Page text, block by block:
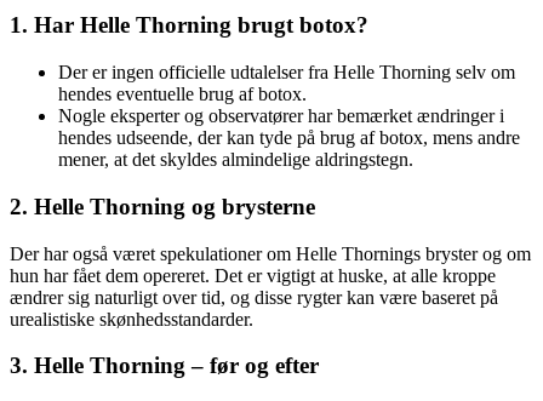
1. Har Helle Thorning brugt botox?
Der er ingen officielle udtalelser fra Helle Thorning selv om
hendes eventuelle brug af botox.
Nogle eksperter og observatører har bemærket ændringer i
hendes udseende, der kan tyde på brug af botox, mens andre
mener, at det skyldes almindelige aldringstegn.
2. Helle Thorning og brysterne
Der har også været spekulationer om Helle Thornings bryster og om
hun har fået dem opereret. Det er vigtigt at huske, at alle kroppe
ændrer sig naturligt over tid, og disse rygter kan være baseret på
urealistiske skønhedsstandarder.
3. Helle Thorning – før og efter